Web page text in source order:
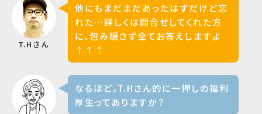
T.Hさん
他にもまだまだあったはずだけど忘
れた…詳しくは問合せしてくれた方
に、包み隠さず全てお答えしますよ
↑↑↑
なるほど。T.Hさん的に一押しの福利
厚生ってありますか？